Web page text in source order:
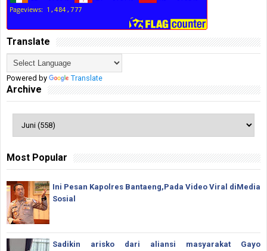
Translate
Powered by Translate
Archive
Most Popular
Ini Pesan Kapolres Bantaeng,Pada Video Viral diMedia
Sosial
Sadikin arisko dari aliansi masyarakat Gayo